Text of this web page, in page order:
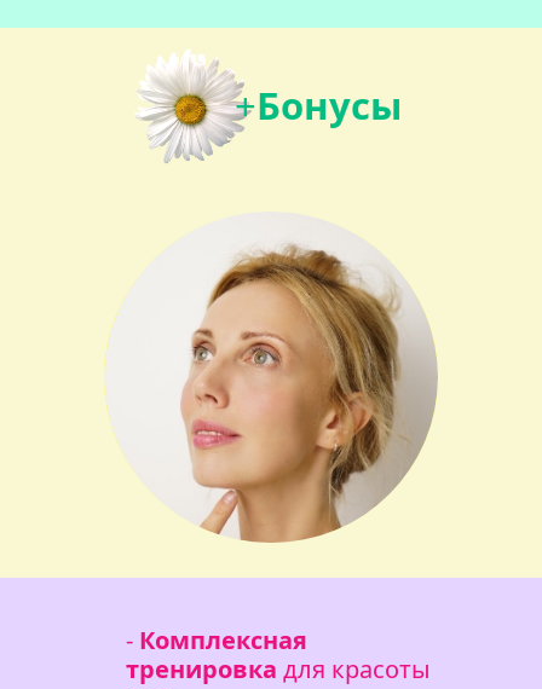
- Комплексная
тренировка для красоты
+Бонусы